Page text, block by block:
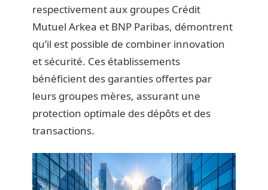
respectivement aux groupes Crédit
Mutuel Arkea et BNP Paribas, démontrent
qu’il est possible de combiner innovation
et sécurité. Ces établissements
bénéficient des garanties offertes par
leurs groupes mères, assurant une
protection optimale des dépôts et des
transactions.